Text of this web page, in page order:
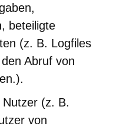
beteiligte
(z. B. Logfiles
Abruf von
Nutzer (z. B.
von